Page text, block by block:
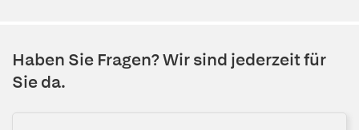
Haben Sie Fragen? Wir sind jederzeit für
Sie da.